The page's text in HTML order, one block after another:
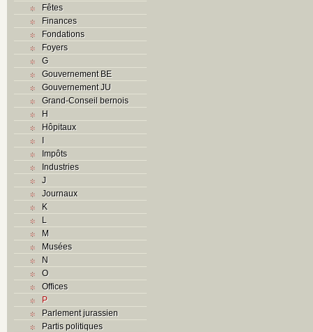
Fêtes
Finances
Fondations
Foyers
G
Gouvernement BE
Gouvernement JU
Grand-Conseil bernois
H
Hôpitaux
I
Impôts
Industries
J
Journaux
K
L
M
Musées
N
O
Offices
P
Parlement jurassien
Partis politiques